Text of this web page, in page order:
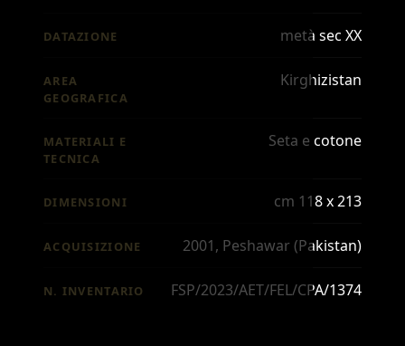
DATAZIONE metà sec XX
AREA
GEOGRAFICA
Kirghizistan
MATERIALI E
TECNICA
Seta e cotone
DIMENSIONI cm 118 x 213
ACQUISIZIONE 2001, Peshawar (Pakistan)
N. INVENTARIO FSP/2023/AET/FEL/CPA/1374